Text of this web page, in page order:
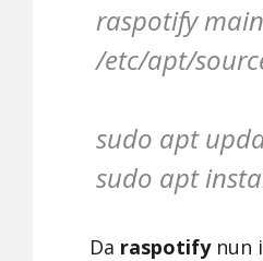
raspotify
/etc/apt/
sudo apt
sudo apt
Da raspotifynun